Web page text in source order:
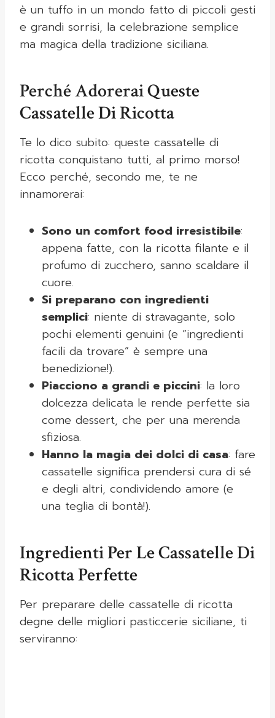
è un tuffo in un mondo fatto di piccoli gesti
e grandi sorrisi, la celebrazione semplice
ma magica della tradizione siciliana.
Perché Adorerai Queste
Cassatelle Di Ricotta
Te lo dico subito: queste cassatelle di
ricotta conquistano tutti, al primo morso!
Ecco perché, secondo me, te ne
innamorerai:
Sono un comfort food irresistibile:
appena fatte, con la ricotta filante e il
profumo di zucchero, sanno scaldare il
cuore.
Si preparano con ingredienti
semplici: niente di stravagante, solo
pochi elementi genuini (e “ingredienti
facili da trovare” è sempre una
benedizione!).
Piacciono a grandi e piccini: la loro
dolcezza delicata le rende perfette sia
come dessert, che per una merenda
sfiziosa.
Hanno la magia dei dolci di casa: fare
cassatelle significa prendersi cura di sé
e degli altri, condividendo amore (e
una teglia di bontà!).
Ingredienti Per Le Cassatelle Di
Ricotta Perfette
Per preparare delle cassatelle di ricotta
degne delle migliori pasticcerie siciliane, ti
serviranno: